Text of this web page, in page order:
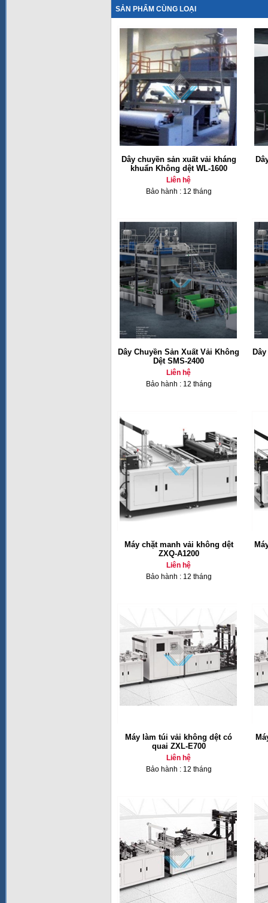
SẢN PHẨM CÙNG LOẠI
Dây chuyền sản xuất vải kháng
khuẩn Không dệt WL-1600
Liên hệ
Bảo hành : 12 tháng
Dây Chuyền Sản Xuất Vải Không
Dệt SMS-2400
Liên hệ
Bảo hành : 12 tháng
Máy chặt manh vải không dệt
ZXQ-A1200
Liên hệ
Bảo hành : 12 tháng
Máy làm túi vải không dệt có
quai ZXL-E700
Liên hệ
Bảo hành : 12 tháng